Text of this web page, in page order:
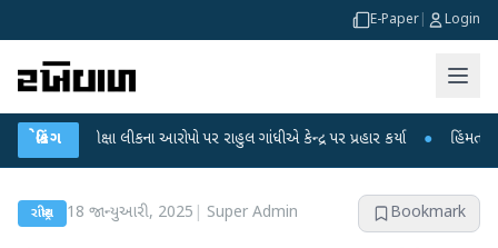
E-Paper Login
બ્રેકિંગ
પરીક્ષા લીકના આરોપો પર રાહુલ ગાંધીએ કેન્દ્ર પર પ્રહાર કર્યા ● હિંમતનગરમાં
રાષ્ટ્રીય 18 જાન્યુઆરી, 2025 Super Admin Bookmark